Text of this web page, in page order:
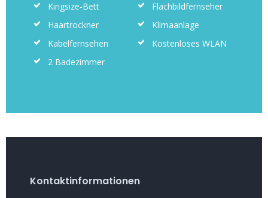
Kingsize-Bett
Flachbildfernseher
Haartrockner
Klimaanlage
Kabelfernsehen
Kostenloses WLAN
2 Badezimmer
Kontaktinformationen